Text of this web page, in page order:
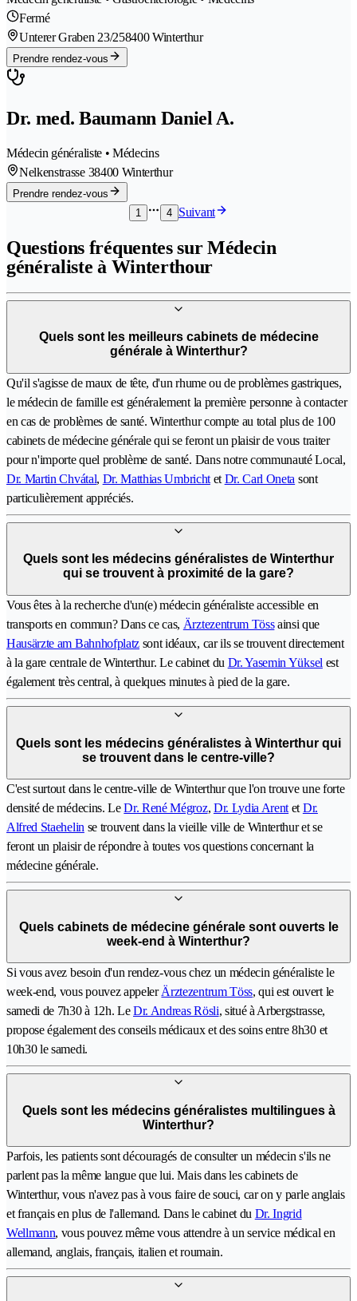
Fermé
Unterer Graben 23/258400 Winterthur
Prendre rendez-vous
Dr. med. Baumann Daniel A.
Médecin généraliste • Médecins
Nelkenstrasse 38400 Winterthur
Prendre rendez-vous
1
4 Suivant
Questions fréquentes sur Médecin
généraliste à Winterthour
Quels sont les meilleurs cabinets de médecine
générale à Winterthur?
Qu'il s'agisse de maux de tête, d'un rhume ou de problèmes gastriques,
le médecin de famille est généralement la première personne à contacter
en cas de problèmes de santé. Winterthur compte au total plus de 100
cabinets de médecine générale qui se feront un plaisir de vous traiter
pour n'importe quel problème de santé. Dans notre communauté Local,
Dr. Martin Chvátal, Dr. Matthias Umbrichtet Dr. Carl Oneta sont
particulièrement appréciés.
Quels sont les médecins généralistes de Winterthur
qui se trouvent à proximité de la gare?
Vous êtes à la recherche d'un(e) médecin généraliste accessible en
transports en commun? Dans ce cas, Ärztezentrum Tössainsi que
Hausärzte am Bahnhofplatz sont idéaux, car ils se trouvent directement
à la gare centrale de Winterthur. Le cabinet du Dr. Yasemin Yüksel est
également très central, à quelques minutes à pied de la gare.
Quels sont les médecins généralistes à Winterthur qui
se trouvent dans le centre-ville?
C'est surtout dans le centre-ville de Winterthur que l'on trouve une forte
densité de médecins. LeDr. René Mégroz, Dr. Lydia Arent et Dr.
Alfred Staehelin se trouvent dans la vieille ville de Winterthur et se
feront un plaisir de répondre à toutes vos questions concernant la
médecine générale.
Quels cabinets de médecine générale sont ouverts le
week-end à Winterthur?
Si vous avez besoin d'un rendez-vous chez un médecin généraliste le
week-end, vous pouvez appelerÄrztezentrum Töss, qui est ouvert le
samedi de 7h30 à 12h. LeDr. Andreas Rösli, situé à Arbergstrasse,
propose également des conseils médicaux et des soins entre 8h30 et
10h30 le samedi.
Quels sont les médecins généralistes multilingues à
Winterthur?
Parfois, les patients sont découragés de consulter un médecin s'ils ne
parlent pas la même langue que lui. Mais dans les cabinets de
Winterthur, vous n'avez pas à vous faire de souci, car on y parle anglais
et français en plus de l'allemand. Dans le cabinet du Dr. Ingrid
Wellmann, vous pouvez même vous attendre à un service médical en
allemand, anglais, français, italien et roumain.